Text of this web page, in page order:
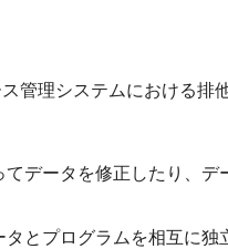
管理システムにおける排
てデータを修正したり、デ
タとプログラムを相互に独